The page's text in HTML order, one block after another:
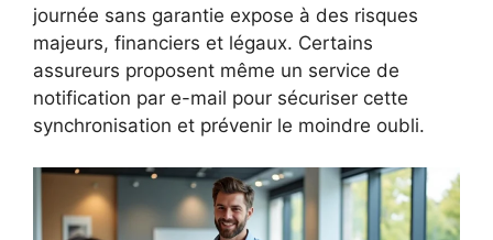
journée sans garantie expose à des risques
majeurs, financiers et légaux. Certains
assureurs proposent même un service de
notification par e-mail pour sécuriser cette
synchronisation et prévenir le moindre oubli.